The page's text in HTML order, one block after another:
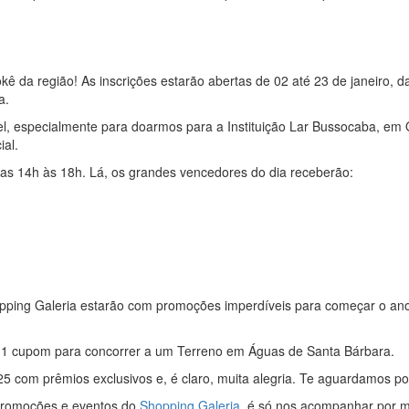
da região! As inscrições estarão abertas de 02 até 23 de janeiro,
especialmente para doarmos para a Instituição Lar Bussocaba, em
14h às 18h. Lá, os grandes vencedores do dia receberão:
Galeria estarão com promoções imperdíveis para começar o
cupom para concorrer a um Terreno em Águas de Santa Bárbara.
com prêmios exclusivos e, é claro, muita alegria. Te aguardamos
e eventos do Shopping Galeria , é só nos acompanhar por